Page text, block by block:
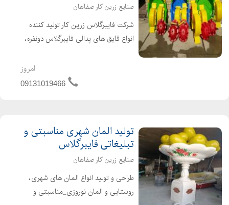
صنایع زرین کار صفاهان
شرکت فایبرگلاس زرین کار تولید کننده
انواع قایق های پدالی فایبرگلاس دونفره،
مخصوص کودکان در طرح های مختلف
قو-ماشینی-فولکسی-سه چرخه-دوچرخه
امروز
09131019466
تولید المان شهری مناسبتی و
تبلیغاتی فایبرگلاس
صنایع زرین کار صفاهان
طراحی و تولید انواع المان های شهری،
روستایی و المان نوروزی_مناسبتی و